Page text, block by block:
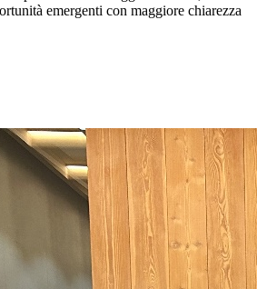
emergenti con maggiore chiarezza